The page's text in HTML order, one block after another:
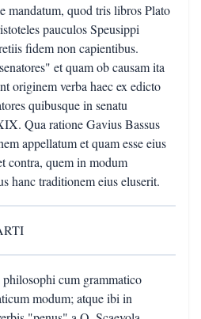
mandatum, quod tris libros Plato
pauculos Speusippi
fidem non capientibus.
et quam ob causam ita
originem verba haec ex edicto
quibusque in senatu
Qua ratione Gavius Bassus
appellatum et quam esse eius
contra, quem in modum
hanc traditionem eius eluserit.
cum grammatico
modum; atque ibi in